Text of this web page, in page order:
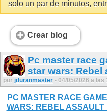
solo un par de minutos,
Crear blog
Pc master race
star wars: Rebel
por jduranmaster - 04/05/2026 a las
PC MASTER RACE
WARS: REBEL ASSAULT